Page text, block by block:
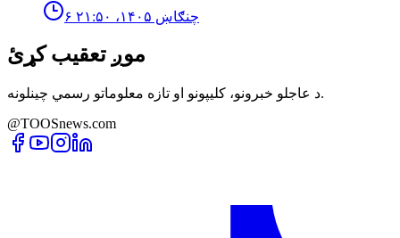
۶ چنګاښ ۱۴۰۵، ۲۱:۵۰
موږ تعقیب کړئ
د عاجلو خبرونو، کلیپونو او تازه معلوماتو رسمي چینلونه.
@TOOSnews.com